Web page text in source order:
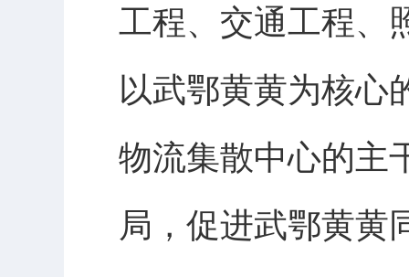
工程、交通工程、
以武鄂黄黄为核心
物流集散中心的主
局，促进武鄂黄黄